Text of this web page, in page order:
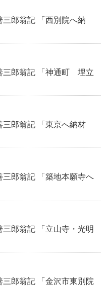
三郎翁記 「西別院へ納
三郎翁記 「神通町 埋立
三郎翁記 「東京へ納材
三郎翁記 「築地本願寺へ
三郎翁記 「立山寺・光明
三郎翁記 「金沢市東別院